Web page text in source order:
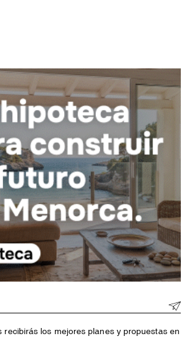
recibirás los mejores planes y propuestas en